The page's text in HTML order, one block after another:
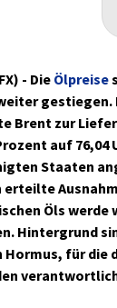
- Die Ölpreise
gestiegen.
Brent zur
auf 76,04
Staaten
erteilte
Öls werde
Hintergrund
Hormus, für die